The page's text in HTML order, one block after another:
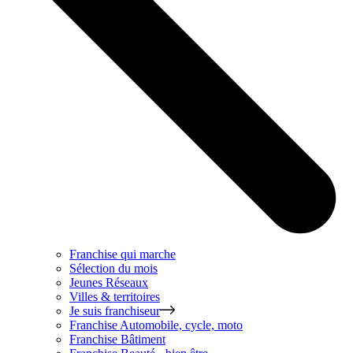
Franchise qui marche
Sélection du mois
Jeunes Réseaux
Villes & territoires
Je suis franchiseur
Franchise Automobile, cycle, moto
Franchise Bâtiment